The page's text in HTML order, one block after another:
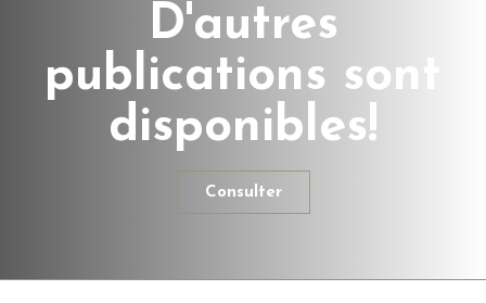
D'autres
publications sont
disponibles!
Consulter